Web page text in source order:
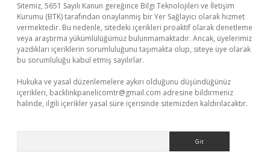
Sitemiz, 5651 Sayılı Kanun gereğince Bilgi Teknolojileri ve İletişim
Kurumu (BTK) tarafından onaylanmış bir Yer Sağlayıcı olarak hizmet
vermektedir. Bu nedenle, sitedeki içerikleri proaktif olarak denetleme
veya araştırma yükümlülüğümüz bulunmamaktadır. Ancak, üyelerimiz
yazdıkları içeriklerin sorumluluğunu taşımakta olup, siteye üye olarak
bu sorumluluğu kabul etmiş sayılırlar.
Hukuka ve yasal düzenlemelere aykırı olduğunu düşündüğünüz
içerikleri, backlinkpanelicomtr@gmail.com adresine bildirmeniz
halinde, ilgili içerikler yasal süre içerisinde sitemizden kaldırılacaktır.